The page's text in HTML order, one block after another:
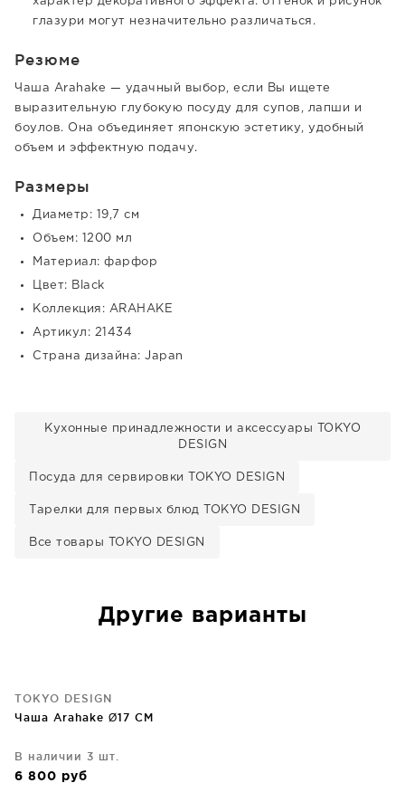
глазури могут незначительно различаться.
Резюме
Чаша Arahake — удачный выбор, если Вы ищете
выразительную глубокую посуду для супов, лапши и
боулов. Она объединяет японскую эстетику, удобный
объем и эффектную подачу.
Размеры
Диаметр: 19,7 см
Объем: 1200 мл
Материал: фарфор
Цвет: Black
Коллекция: ARAHAKE
Артикул: 21434
Страна дизайна: Japan
Кухонные принадлежности и аксессуары TOKYO
DESIGN
Посуда для сервировки TOKYO DESIGN
Тарелки для первых блюд TOKYO DESIGN
Все товары TOKYO DESIGN
Другие варианты
TOKYO DESIGN
Чаша Arahake Ø17 CM
В наличии 3 шт.
6 800 руб